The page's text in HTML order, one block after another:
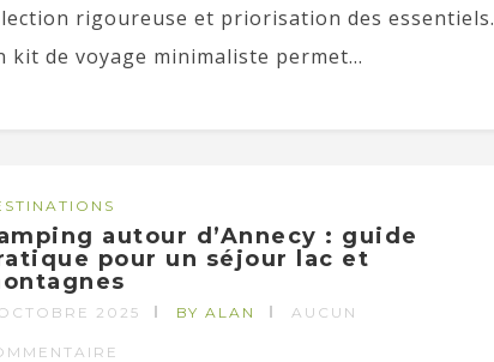
rigoureuse et priorisation des essentiels.
kit de voyage minimaliste permet...
autour d’Annecy : guide
pour un séjour lac et
2025 BY ALAN AUCUN